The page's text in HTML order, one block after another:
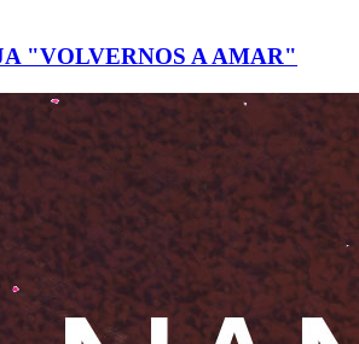
"VOLVERNOS A AMAR"